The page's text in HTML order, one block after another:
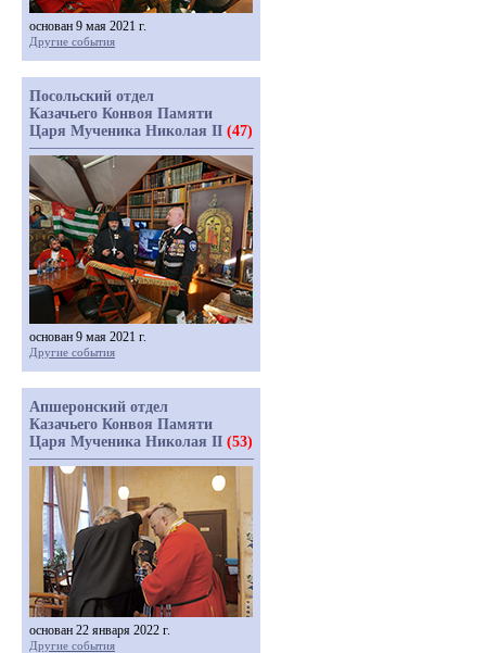
основан 9 мая 2021 г.
Другие события
Посольский отдел
Казачьего Конвоя Памяти
Царя Мученика Николая II (47)
основан 9 мая 2021 г.
Другие события
Апшеронский отдел
Казачьего Конвоя Памяти
Царя Мученика Николая II (53)
основан 22 января 2022 г.
Другие события